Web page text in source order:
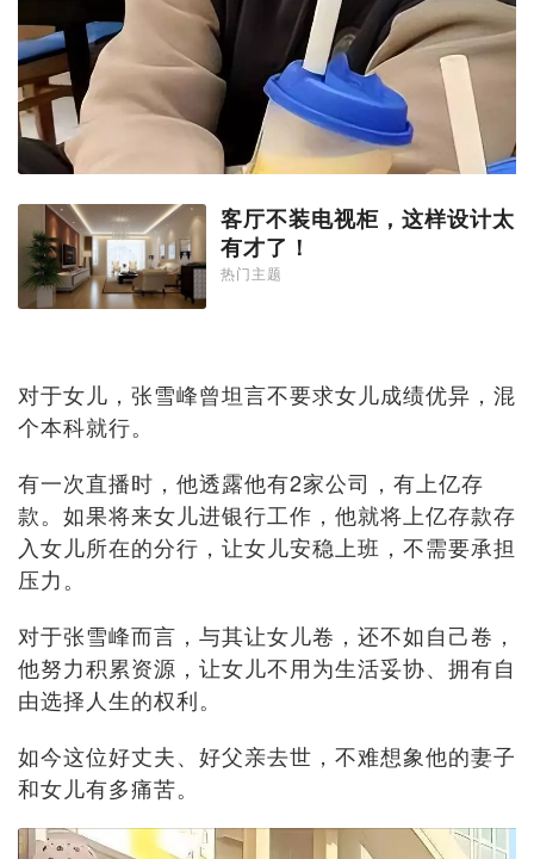
客厅不装电视柜，这样设计太
有才了！
热门主题
对于女儿，张雪峰曾坦言不要求女儿成绩优异，混
个本科就行。
有一次直播时，他透露他有2家公司，有上亿存
款。如果将来女儿进银行工作，他就将上亿存款存
入女儿所在的分行，让女儿安稳上班，不需要承担
压力。
对于张雪峰而言，与其让女儿卷，还不如自己卷，
他努力积累资源，让女儿不用为生活妥协、拥有自
由选择人生的权利。
如今这位好丈夫、好父亲去世，不难想象他的妻子
和女儿有多痛苦。